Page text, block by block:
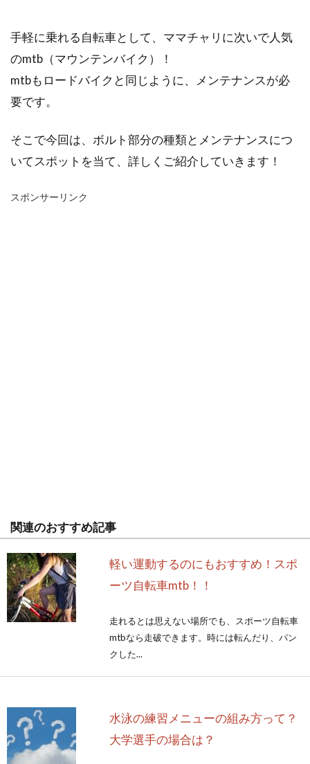
手軽に乗れる自転車として、ママチャリに次いで人気
のmtb（マウンテンバイク）！
mtbもロードバイクと同じように、メンテナンスが必
要です。
そこで今回は、ボルト部分の種類とメンテナンスにつ
いてスポットを当て、詳しくご紹介していきます！
スポンサーリンク
関連のおすすめ記事
軽い運動するのにもおすすめ！スポ
ーツ自転車mtb！！
走れるとは思えない場所でも、スポーツ自転車
mtbなら走破できます。時には転んだり、パン
クした...
水泳の練習メニューの組み方って？
大学選手の場合は？